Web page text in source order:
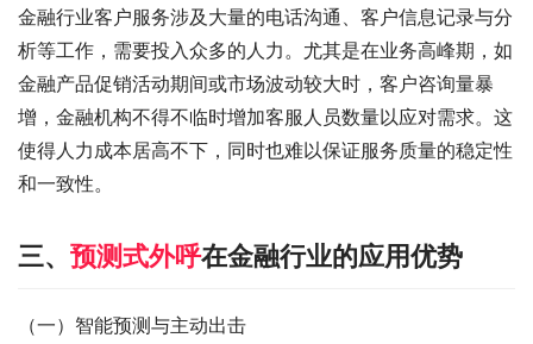
金融行业客户服务涉及大量的电话沟通、客户信息记录与分
析等工作，需要投入众多的人力。尤其是在业务高峰期，如
金融产品促销活动期间或市场波动较大时，客户咨询量暴
增，金融机构不得不临时增加客服人员数量以应对需求。这
使得人力成本居高不下，同时也难以保证服务质量的稳定性
和一致性。
三、 预测式外呼在金融行业的应用优势
（一）智能预测与主动出击